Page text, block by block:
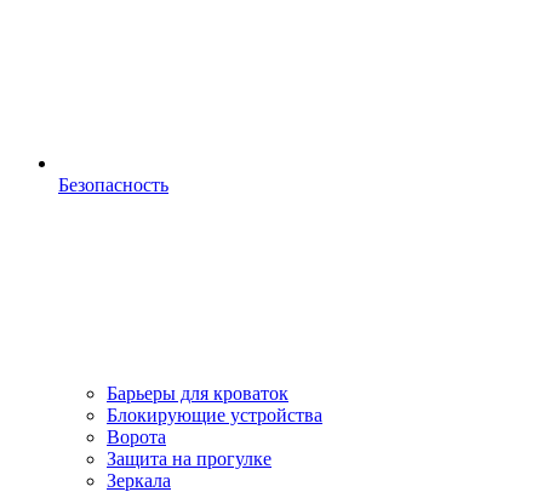
Безопасность
Барьеры для кроваток
Блокирующие устройства
Ворота
Защита на прогулке
Зеркала